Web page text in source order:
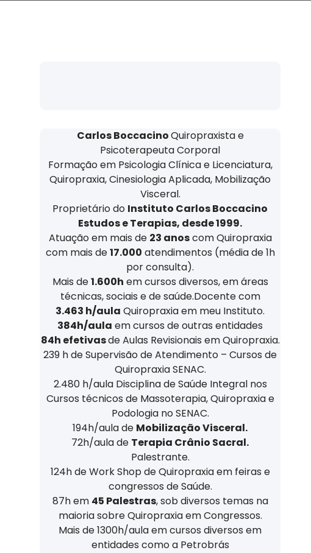
Carlos BoccacinoQuiropraxista e
Psicoterapeuta Corporal
Formação em Psicologia Clínica e Licenciatura,
Quiropraxia, Cinesiologia Aplicada, Mobilização
Visceral.
Proprietário do Instituto Carlos Boccacino
Estudos e Terapias, desde 1999.
Atuação em mais de 23 anoscom Quiropraxia
com mais de17.000 atendimentos (média de 1h
por consulta).
Mais de1.600h em cursos diversos, em áreas
técnicas, sociais e de saúde.Docente com
3.463 h/aula Quiropraxia em meu Instituto.
384h/aula em cursos de outras entidades
84h efetivasde Aulas Revisionais em Quiropraxia.
239 h de Supervisão de Atendimento – Cursos de
Quiropraxia SENAC.
2.480 h/aula Disciplina de Saúde Integral nos
Cursos técnicos de Massoterapia, Quiropraxia e
Podologia no SENAC.
194h/aula de Mobilização Visceral.
72h/aula de Terapia Crânio Sacral.
Palestrante.
124h de Work Shop de Quiropraxia em feiras e
congressos de Saúde.
87h em 45 Palestras, sob diversos temas na
maioria sobre Quiropraxia em Congressos.
Mais de 1300h/aula em cursos diversos em
entidades como a Petrobrás